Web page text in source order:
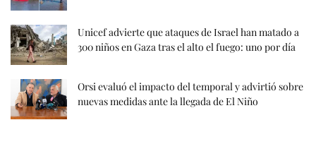
Unicef advierte que ataques de Israel han matado a
300 niños en Gaza tras el alto el fuego: uno por día
Orsi evaluó el impacto del temporal y advirtió sobre
nuevas medidas ante la llegada de El Niño